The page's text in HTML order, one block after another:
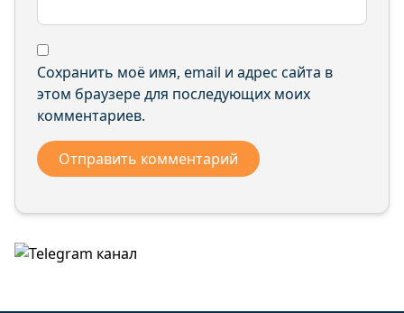
Сохранить моё имя, email и адрес сайта в
этом браузере для последующих моих
комментариев.